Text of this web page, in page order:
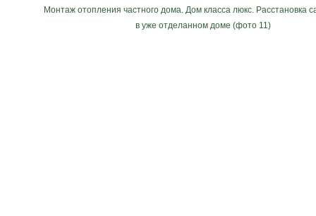
Монтаж отопления частного дома. Дом класса люкс. Расстановка
в уже отделанном доме (фото 11)